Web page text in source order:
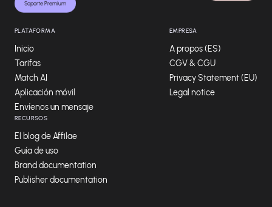
Soporte Premium
PLATAFORMA
Inicio
Tarifas
Match AI
Aplicación móvil
Envíenos un mensaje
EMPRESA
A propos (ES)
CGV & CGU
Privacy Statement (EU)
Legal notice
RECURSOS
El blog de Affilae
Guía de uso
Brand documentation
Publisher documentation